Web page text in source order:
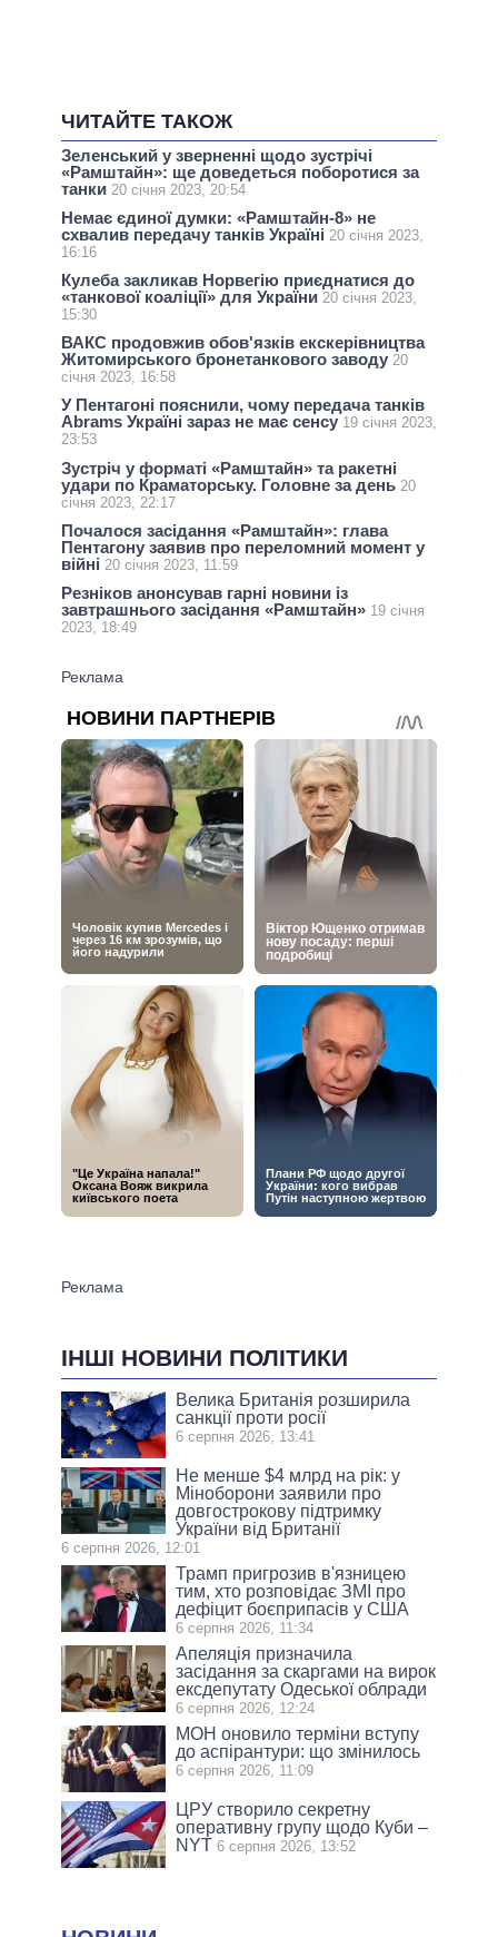
ЧИТАЙТЕ ТАКОЖ
Зеленський у зверненні щодо зустрічі
«Рамштайн»: ще доведеться поборотися за
танки 20 січня 2023, 20:54
Немає єдиної думки: «Рамштайн-8» не
схвалив передачу танків Україні 20 січня 2023,
16:16
Кулеба закликав Норвегію приєднатися до
«танкової коаліції» для України 20 січня 2023,
15:30
ВАКС продовжив обов'язків екскерівництва
Житомирського бронетанкового заводу 20
січня 2023, 16:58
У Пентагоні пояснили, чому передача танків
Abrams Україні зараз не має сенсу 19 січня 2023,
23:53
Зустріч у форматі «Рамштайн» та ракетні
удари по Краматорську. Головне за день 20
січня 2023, 22:17
Почалося засідання «Рамштайн»: глава
Пентагону заявив про переломний момент у
війні 20 січня 2023, 11:59
Резніков анонсував гарні новини із
завтрашнього засідання «Рамштайн» 19 січня
2023, 18:49
ІНШІ НОВИНИ ПОЛІТИКИ
Велика Британія розширила
санкції проти росії
6 серпня 2026, 13:41
Не менше $4 млрд на рік: у
Міноборони заявили про
довгострокову підтримку
України від Британії
6 серпня 2026, 12:01
Трамп пригрозив в'язницею
тим, хто розповідає ЗМІ про
дефіцит боєприпасів у США
6 серпня 2026, 11:34
Апеляція призначила
засідання за скаргами на вирок
ексдепутату Одеської облради
6 серпня 2026, 12:24
МОН оновило терміни вступу
до аспірантури: що змінилось
6 серпня 2026, 11:09
ЦРУ створило секретну
оперативну групу щодо Куби –
NYT 6 серпня 2026, 13:52